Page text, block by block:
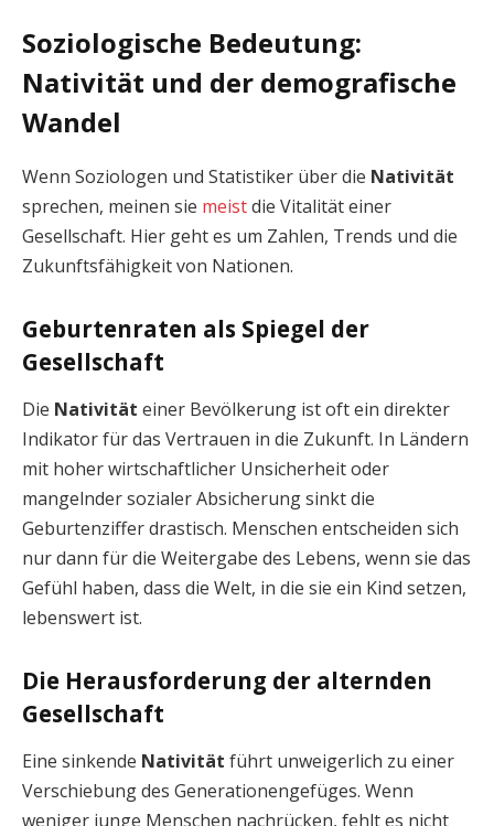
Soziologische Bedeutung:
Nativität und der demografische
Wandel
Wenn Soziologen und Statistiker über die Nativität
sprechen, meinen sie meistdie Vitalität einer
Gesellschaft. Hier geht es um Zahlen, Trends und die
Zukunftsfähigkeit von Nationen.
Geburtenraten als Spiegel der
Gesellschaft
Die Nativität einer Bevölkerung ist oft ein direkter
Indikator für das Vertrauen in die Zukunft. In Ländern
mit hoher wirtschaftlicher Unsicherheit oder
mangelnder sozialer Absicherung sinkt die
Geburtenziffer drastisch. Menschen entscheiden sich
nur dann für die Weitergabe des Lebens, wenn sie das
Gefühl haben, dass die Welt, in die sie ein Kind setzen,
lebenswert ist.
Die Herausforderung der alternden
Gesellschaft
Eine sinkende Nativität führt unweigerlich zu einer
Verschiebung des Generationengefüges. Wenn
weniger junge Menschen nachrücken, fehlt es nicht